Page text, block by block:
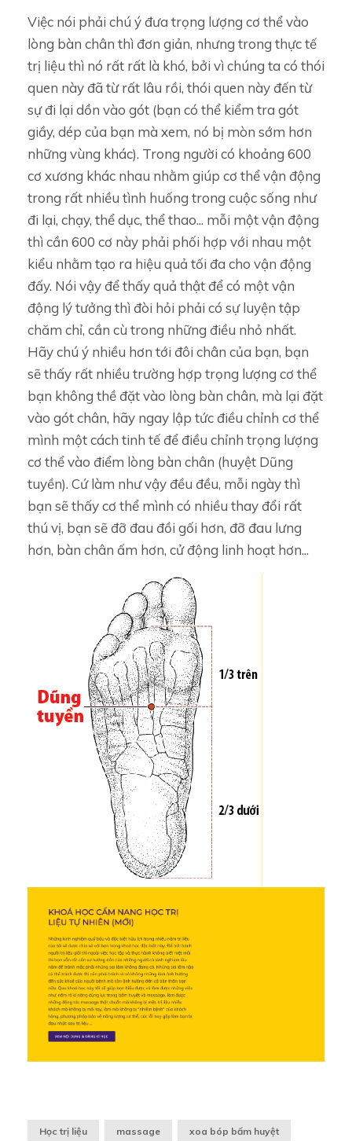
Việc nói phải chú ý đưa trọng lượng cơ thể vào
lòng bàn chân thì đơn giản, nhưng trong thực tế
trị liệu thì nó rất rất là khó, bởi vì chúng ta có thói
quen này đã từ rất lâu rồi, thói quen này đến từ
sự đi lại dồn vào gót (bạn có thể kiểm tra gót
giầy, dép của bạn mà xem, nó bị mòn sớm hơn
những vùng khác). Trong người có khoảng 600
cơ xương khác nhau nhằm giúp cơ thể vận động
trong rất nhiều tình huống trong cuộc sống như
đi lại, chạy, thể dục, thể thao... mỗi một vận động
thì cần 600 cơ này phải phối hợp với nhau một
kiểu nhằm tạo ra hiệu quả tối đa cho vận động
đấy. Nói vậy để thấy quả thật để có một vận
động lý tưởng thì đòi hỏi phải có sự luyện tập
chăm chỉ, cần cù trong những điều nhỏ nhất.
Hãy chú ý nhiều hơn tới đôi chân của bạn, bạn
sẽ thấy rất nhiều trường hợp trọng lượng cơ thể
bạn không thề đặt vào lòng bàn chân, mà lại đặt
vào gót chân, hãy ngay lập tức điều chỉnh cơ thể
mình một cách tinh tế để điều chỉnh trọng lượng
cơ thể vào điểm lòng bàn chân (huyệt Dũng
tuyền). Cứ làm như vậy đều đều, mỗi ngày thì
bạn sẽ thấy cơ thể mình có nhiều thay đổi rất
thú vị, bạn sẽ đỡ đau đồi gối hơn, đỡ đau lưng
hơn, bàn chân ấm hơn, cử động linh hoạt hơn...
Học trị liệu massage xoa bóp bấm huyệt